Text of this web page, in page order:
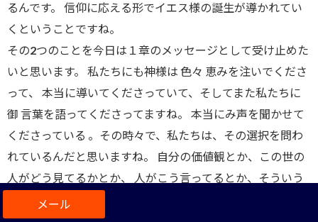
るんです。 信仰に応える形でイエス様の誕生が導かれてい
くということですね。
その2つのことを今日は１章のメッセージとして受け止めた
いと思います。 私たちにも神様は 色々 恵みを注いでくださ
って、 本当に導いてくださっていて、そしてまた私たちに
御 言葉を語ってくださってますね。 本当にみ声を聞かせて
くださっている 。その時々で、私たちは、その選択を問わ
れているんだと思いますね。 自分の価値観とか、この世の
人がどう見てるかとか、 人がこう言ってるとか、そういう
ことじゃなくて、本当に主が語っておられる そのみ声を聞